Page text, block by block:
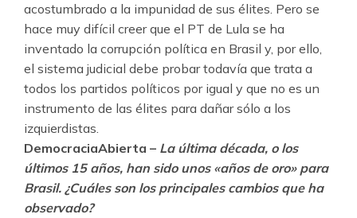
acostumbrado a la impunidad de sus élites. Pero se
hace muy difícil creer que el PT de Lula se ha
inventado la corrupción política en Brasil y, por ello,
el sistema judicial debe probar todavía que trata a
todos los partidos políticos por igual y que no es un
instrumento de las élites para dañar sólo a los
izquierdistas.
DemocraciaAbierta – La última década, o los
últimos 15 años, han sido unos «años de oro» para
Brasil. ¿Cuáles son los principales cambios que ha
observado?